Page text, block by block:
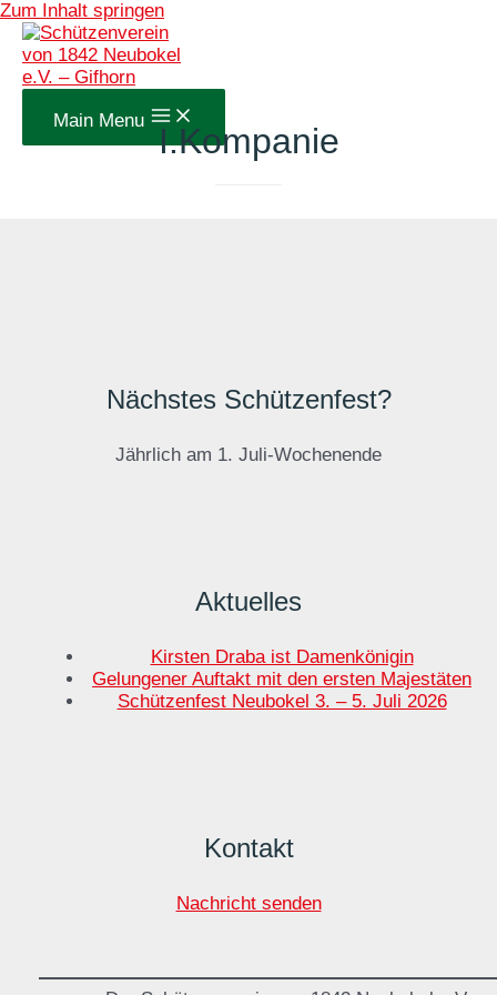
Zum Inhalt springen
Main Menu
I.Kompanie
Nächstes Schützenfest?
Jährlich am 1. Juli-Wochenende
Aktuelles
Kirsten Draba ist Damenkönigin
Gelungener Auftakt mit den ersten Majestäten
Schützenfest Neubokel 3. – 5. Juli 2026
Kontakt
Nachricht senden